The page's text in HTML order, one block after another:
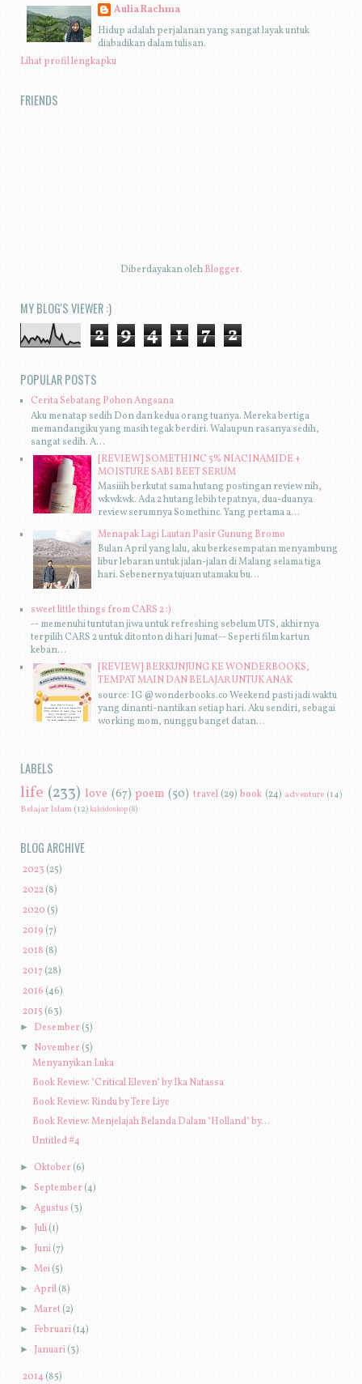
Aulia Rachma
Hidup adalah perjalanan yang sangat layak untuk
diabadikan dalam tulisan.
Lihat profil lengkapku
FRIENDS
Diberdayakan olehBlogger.
MY BLOG'S VIEWER :)
2 9 4 1 7 2
POPULAR POSTS
Cerita Sebatang Pohon Angsana
Aku menatap sedih Don dan kedua orang tuanya. Mereka bertiga
memandangiku yang masih tegak berdiri. Walaupun rasanya sedih,
sangat sedih. A...
[REVIEW] SOMETHINC 5% NIACINAMIDE +
MOISTURE SABI BEET SERUM
Masiiih berkutat sama hutang postingan review nih,
wkwkwk. Ada 2 hutang lebih tepatnya, dua-duanya
review serumnya Somethinc. Yang pertama a...
Menapak Lagi Lautan Pasir Gunung Bromo
Bulan April yang lalu, aku berkesempatan menyambung
libur lebaran untuk jalan-jalan di Malang selama tiga
hari. Sebenernya tujuan utamaku bu...
sweet little things from CARS 2 :)
-- memenuhi tuntutan jiwa untuk refreshing sebelum UTS, akhirnya
terpilih CARS 2 untuk ditonton di hari Jumat-- Seperti film kartun
keban...
[REVIEW] BERKUNJUNG KE WONDERBOOKS,
TEMPAT MAIN DAN BELAJAR UNTUK ANAK
source: IG @wonderbooks.co Weekend pasti jadi waktu
yang dinanti-nantikan setiap hari. Aku sendiri, sebagai
working mom, nunggu banget datan...
LABELS
life (233) love (67) poem (50) travel (29) book (24) adventure (14)
Belajar Islam (12)kaleidoskop(8)
BLOG ARCHIVE
2023 (25)
2022 (8)
2020(5)
2019 (7)
2018 (8)
2017(28)
2016 (46)
2015 (63)
► Desember(5)
▼ November(5)
Menyanyikan Luka
Book Review: "Critical Eleven" by Ika Natassa
Book Review: Rindu by Tere Liye
Book Review: Menjelajah Belanda Dalam "Holland" by...
Untitled #4
► Oktober(6)
► September(4)
►Agustus (3)
► Juli(1)
► Juni(7)
►Mei(5)
►April(8)
►Maret(2)
► Februari(14)
► Januari(3)
2014 (85)